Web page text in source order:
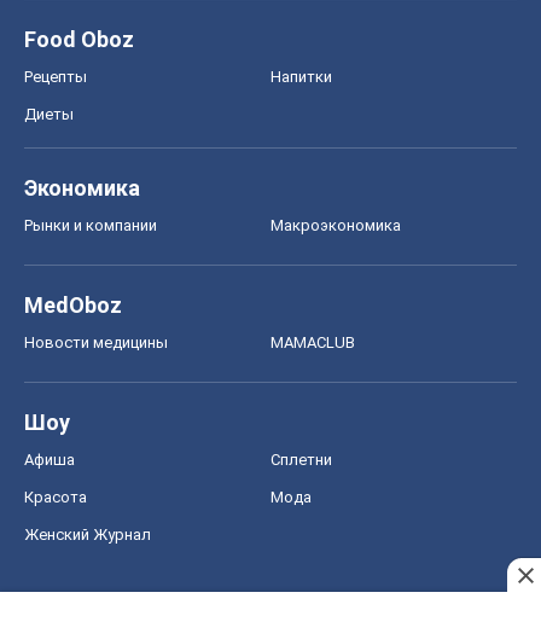
Food Oboz
Рецепты Напитки
Диеты
Экономика
Рынки и компании Mакроэкономика
MedOboz
Новости медицины MAMACLUB
Шоу
Афиша Сплетни
Красота Мода
Женский Журнал